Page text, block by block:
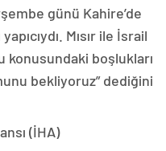
günü Kahire’de
Mısır ile İsrail
konusundaki boşlukları
bekliyoruz” dediğini
(İHA)